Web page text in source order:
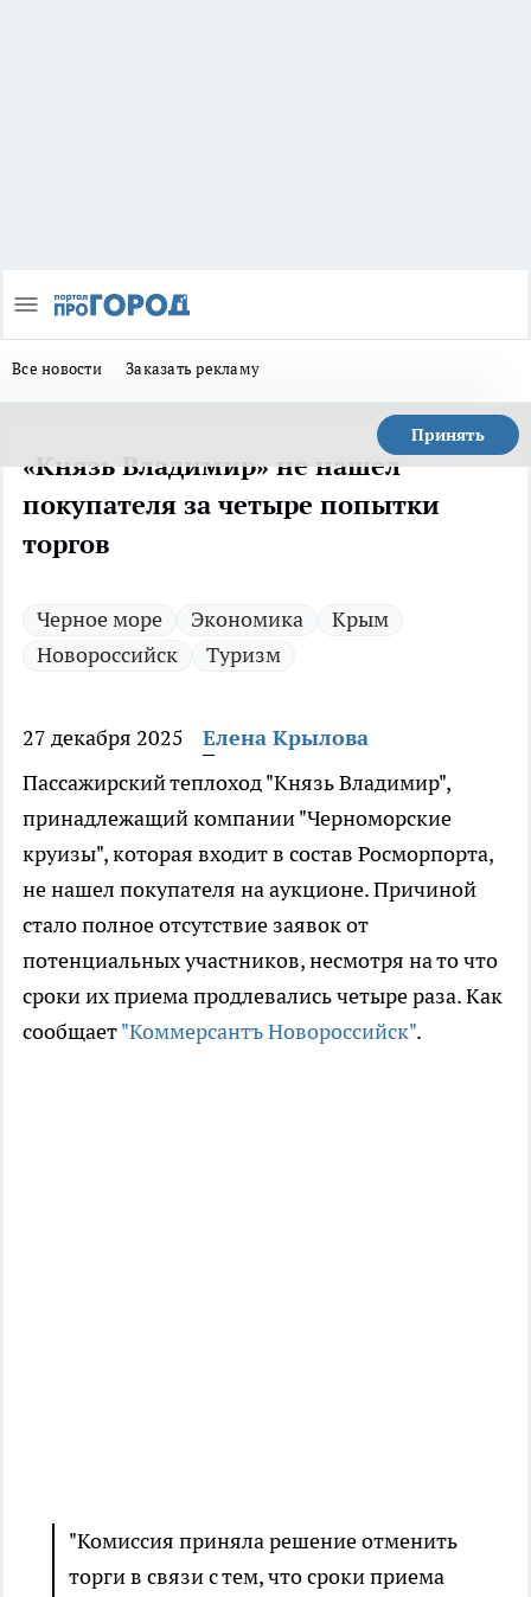
Все новости Заказать рекламу
Принять
«Князь Владимир» не нашел
покупателя за четыре попытки
торгов
Черное море Экономика
Крым
Новороссийск
Туризм
27 декабря 2025
Елена Крылова
Пассажирский теплоход "Князь Владимир",
принадлежащий компании "Черноморские
круизы", которая входит в состав Росморпорта,
не нашел покупателя на аукционе. Причиной
стало полное отсутствие заявок от
потенциальных участников, несмотря на то что
сроки их приема продлевались четыре раза. Как
сообщает"Коммерсантъ Новороссийск".
"Комиссия приняла решение отменить
торги в связи с тем, что сроки приема